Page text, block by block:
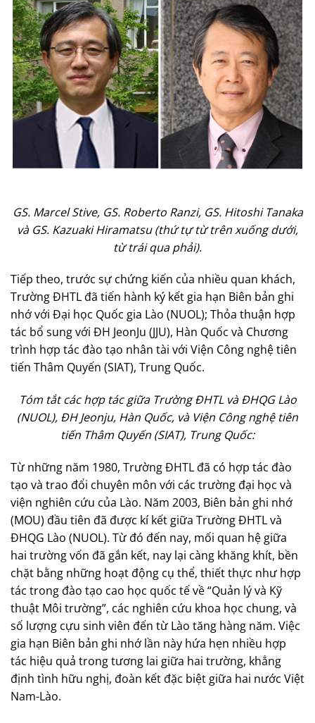
GS. Marcel Stive, GS. Roberto Ranzi, GS. Hitoshi Tanaka
và GS. Kazuaki Hiramatsu (thứ tự từ trên xuống dưới,
từ trái qua phải).
Tiếp theo, trước sự chứng kiến của nhiều quan khách,
Trường ĐHTL đã tiến hành ký kết gia hạn Biên bản ghi
nhớ với Đại học Quốc gia Lào (NUOL); Thỏa thuận hợp
tác bổ sung với ĐH JeonJu (JJU), Hàn Quốc và Chương
trình hợp tác đào tạo nhân tài với Viện Công nghệ tiên
tiến Thâm Quyến (SIAT), Trung Quốc.
Tóm tắt các hợp tác giữa Trường ĐHTL và ĐHQG Lào
(NUOL), ĐH Jeonju, Hàn Quốc, và Viện Công nghệ tiên
tiến Thâm Quyến (SIAT), Trung Quốc:
Từ những năm 1980, Trường ĐHTL đã có hợp tác đào
tạo và trao đổi chuyên môn với các trường đại học và
viện nghiên cứu của Lào. Năm 2003, Biên bản ghi nhớ
(MOU) đầu tiên đã được kí kết giữa Trường ĐHTL và
ĐHQG Lào (NUOL). Từ đó đến nay, mối quan hệ giữa
hai trường vốn đã gắn kết, nay lại càng khăng khít, bền
chặt bằng những hoạt động cụ thể, thiết thực như hợp
tác trong đào tạo cao học quốc tế về “Quản lý và Kỹ
thuật Môi trường”, các nghiên cứu khoa học chung, và
số lượng cựu sinh viên đến từ Lào tăng hàng năm. Việc
gia hạn Biên bản ghi nhớ lần này hứa hẹn nhiều hợp
tác hiệu quả trong tương lai giữa hai trường, khẳng
định tình hữu nghị, đoàn kết đặc biệt giữa hai nước Việt
Nam-Lào.